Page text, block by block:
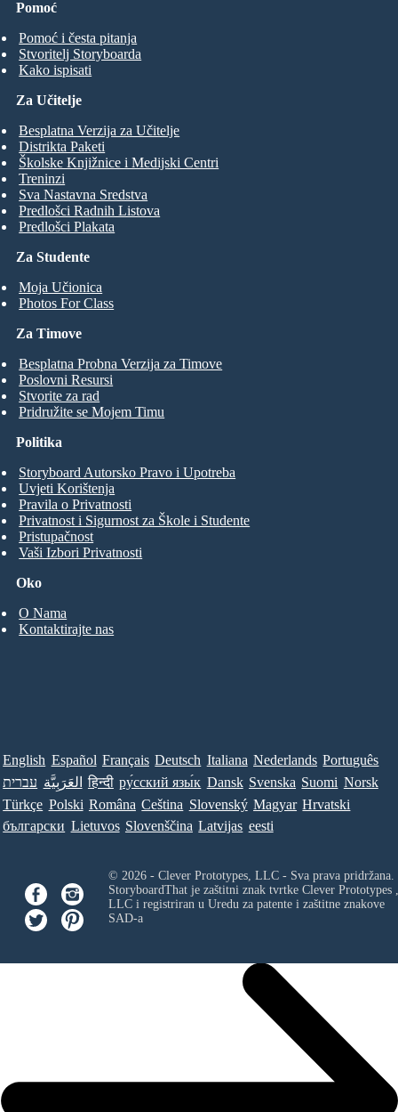
Pomoć
Pomoć i česta pitanja
Stvoritelj Storyboarda
Kako ispisati
Za Studente
Moja Učionica
Photos For Class
Za Učitelje
Besplatna Verzija za Učitelje
Distrikta Paketi
Školske Knjižnice i Medijski Centri
Treninzi
Sva Nastavna Sredstva
Predlošci Radnih Listova
Predlošci Plakata
Za Timove
Besplatna Probna Verzija za Timove
Poslovni Resursi
Stvorite za rad
Pridružite se Mojem Timu
Oko
O Nama
Kontaktirajte nas
Politika
Storyboard Autorsko Pravo i Upotreba
Uvjeti Korištenja
Pravila o Privatnosti
Privatnost i Sigurnost za Škole i Studente
Pristupačnost
Vaši Izbori Privatnosti
English Español Français Deutsch Italiana Nederlands Português
עברית العَرَبِيَّة हिन्दी ру́сский язы́к Dansk Svenska Suomi Norsk
Türkçe Polski Româna Ceština Slovenský Magyar Hrvatski
български Lietuvos Slovenščina Latvijas eesti
© 2026 - Clever Prototypes, LLC - Sva prava pridržana.
StoryboardThat je zaštitni znak tvrtke Clever Prototypes ,
LLCi registriran u Uredu za patente i zaštitne znakove
SAD-a